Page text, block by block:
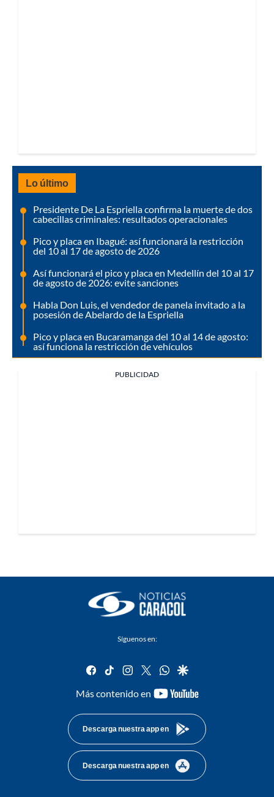
Lo último
Presidente De La Espriella confirma la muerte de dos
cabecillas criminales: resultados operacionales
Pico y placa en Ibagué: así funcionará la restricción
del 10 al 17 de agosto de 2026
Así funcionará el pico y placa en Medellín del 10 al 17
de agosto de 2026: evite sanciones
Habla Don Luis, el vendedor de panela invitado a la
posesión de Abelardo de la Espriella
Pico y placa en Bucaramanga del 10 al 14 de agosto:
así funciona la restricción de vehículos
PUBLICIDAD
Síguenos en:
facebook
tiktok instagram
twitterwhatsapp
google
Más contenido en
youtube-
Descarga nuestra app en
Descarga nuestra app en